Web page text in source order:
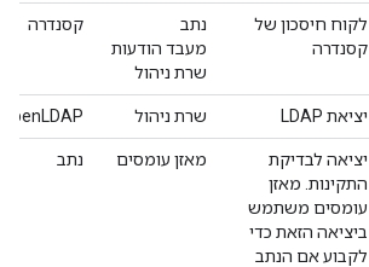
לקוח חיסכון של
קסנדרה
נתב
מעבד הודעות
שרת ניהול
קסנדרה
יציאת LDAP שרת ניהול OpenLDAP
יציאה לבדיקת
התקינות. מאזן
עומסים משתמש
ביציאה הזאת כדי
לקבוע אם הנתב
מאזן עומסים נתב